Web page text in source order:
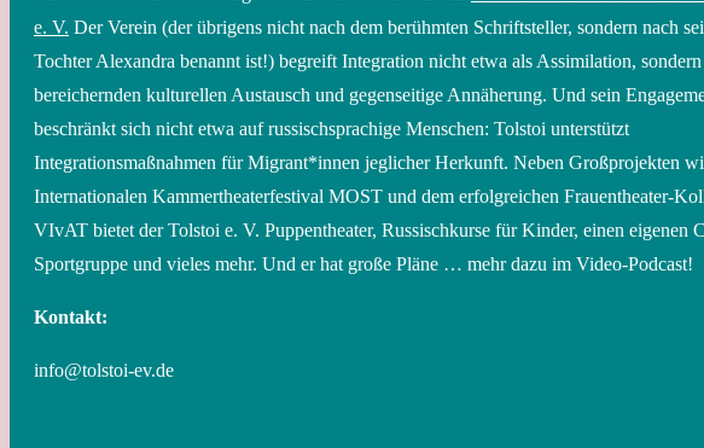
e. V. Der Verein (der übrigens nicht nach dem berühmten Schriftsteller, sondern nach
Tochter Alexandra benannt ist!) begreift Integration nicht etwa als Assimilation, sondern
bereichernden kulturellen Austausch und gegenseitige Annäherung. Und sein
beschränkt sich nicht etwa auf russischsprachige Menschen: Tolstoi unterstützt
Integrationsmaßnahmen für Migrant*innen jeglicher Herkunft. Neben Großprojekten
Internationalen Kammertheaterfestival MOST und dem erfolgreichen Frauentheater-
VIvAT bietet der Tolstoi e. V. Puppentheater, Russischkurse für Kinder, einen eigenen
Sportgruppe und vieles mehr. Und er hat große Pläne … mehr dazu im Video-Podcast!
Kontakt:
info@tolstoi-ev.de